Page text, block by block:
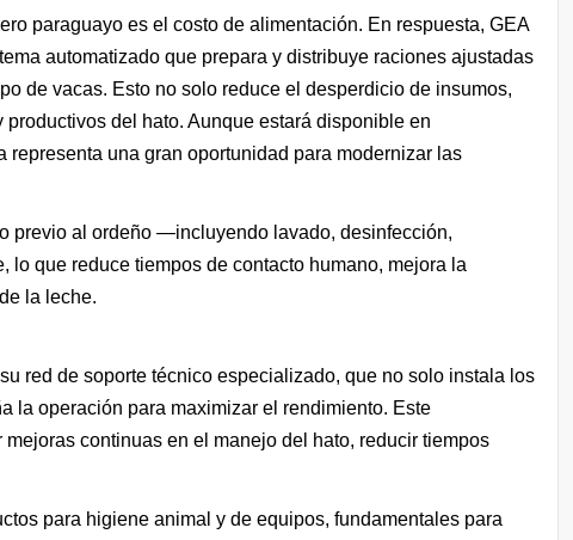
paraguayo es el costo de alimentación. En respuesta, GEA
automatizado que prepara y distribuye raciones ajustadas
de vacas. Esto no solo reduce el desperdicio de insumos,
del hato. Aunque estará disponible en
representa una gran oportunidad para modernizar las
previo al ordeño —incluyendo lavado, desinfección,
que reduce tiempos de contacto humano, mejora la
la leche.
red de soporte técnico especializado, que no solo instala los
la operación para maximizar el rendimiento. Este
continuas en el manejo del hato, reducir tiempos
para higiene animal y de equipos, fundamentales para